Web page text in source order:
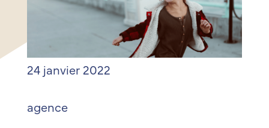
24 janvier 2022
agence